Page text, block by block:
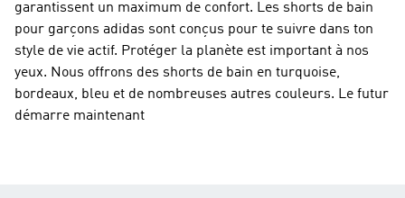
garantissent un maximum de confort. Les shorts de bain
pour garçons adidas sont conçus pour te suivre dans ton
style de vie actif. Protéger la planète est important à nos
yeux. Nous offrons des shorts de bain en turquoise,
bordeaux, bleu et de nombreuses autres couleurs. Le futur
démarre maintenant